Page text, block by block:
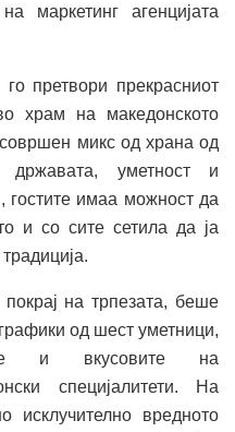
маркетинг агенцијата
го претвори прекрасниот
храм на македонското
микс од храна од
уметност и
гостите имаа можност да
и со сите сетила да ја
покрај на трпезата, беше
од шест уметници,
и вкусовите на
специјалитети. На
исклучително вредното